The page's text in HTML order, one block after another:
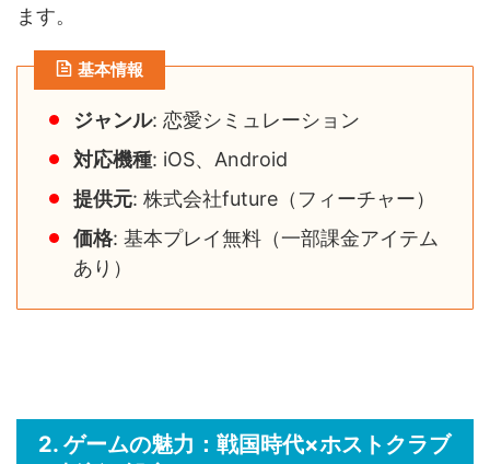
ます。
基本情報
ジャンル: 恋愛シミュレーション
対応機種: iOS、Android
提供元: 株式会社future（フィーチャー）
価格: 基本プレイ無料（一部課金アイテム
あり）
2. ゲームの魅力：戦国時代×ホストクラブ